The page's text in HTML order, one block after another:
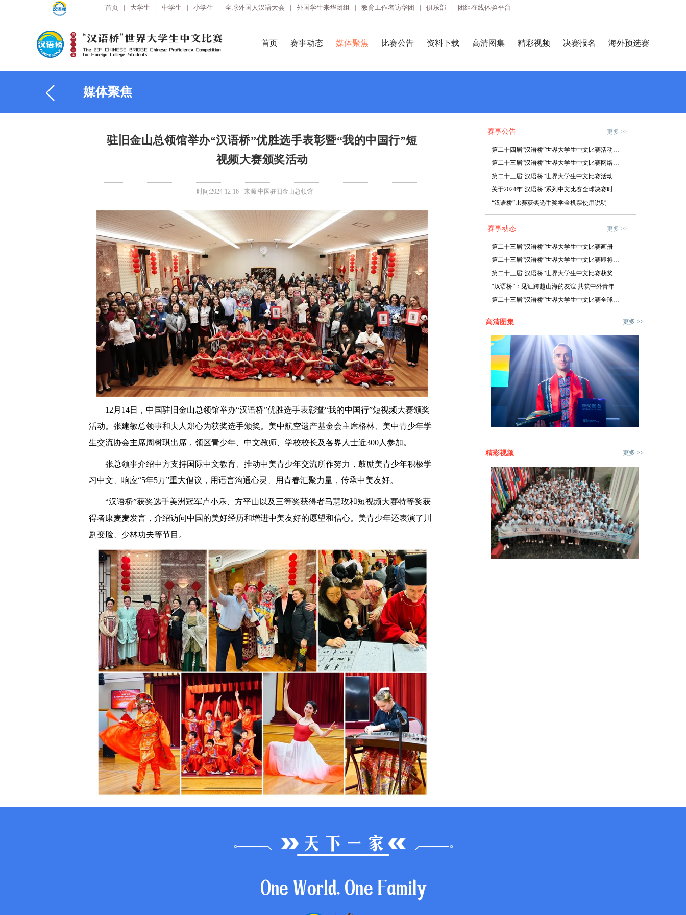
首页 | 大学生 | 中学生 | 小学生 | 全球外国人汉语大会 | 外国学生来华团组 | 教育工作者访华团 | 俱乐部 | 团组在线体验平台
首页 赛事动态 媒体聚焦 比赛公告 资料下载 高清图集 精彩视频 决赛报名 海外预选赛
媒体聚焦
驻旧金山总领馆举办“汉语桥”优胜选手表彰暨“我的中国行”短
视频大赛颁奖活动
时间:2024-12-16 来源:中国驻旧金山总领馆
12月14日，中国驻旧金山总领馆举办“汉语桥”优胜选手表彰暨“我的中国行”短视频大赛颁奖
活动。张建敏总领事和夫人郑心为获奖选手颁奖。美中航空遗产基金会主席格林、美中青少年学
生交流协会主席周树琪出席，领区青少年、中文教师、学校校长及各界人士近300人参加。
张总领事介绍中方支持国际中文教育、推动中美青少年交流所作努力，鼓励美青少年积极学
习中文、响应“5年5万”重大倡议，用语言沟通心灵、用青春汇聚力量，传承中美友好。
“汉语桥”获奖选手美洲冠军卢小乐、方平山以及三等奖获得者马慧玫和短视频大赛特等奖获
得者康麦麦发言，介绍访问中国的美好经历和增进中美友好的愿望和信心。美青少年还表演了川
剧变脸、少林功夫等节目。
赛事公告 更多 >>
第二十四届“汉语桥”世界大学生中文比赛活动方案
第二十三届“汉语桥”世界大学生中文比赛网络人气奖评奖规则
第二十三届“汉语桥”世界大学生中文比赛活动方案
关于2024年“汉语桥”系列中文比赛全球决赛时间的通知
“汉语桥”比赛获奖选手奖学金机票使用说明
赛事动态 更多 >>
第二十三届“汉语桥”世界大学生中文比赛画册
第二十三届“汉语桥”世界大学生中文比赛即将播出
第二十三届“汉语桥”世界大学生中文比赛获奖名单
“汉语桥”：见证跨越山海的友谊 共筑中外青年友谊之桥
第二十三届“汉语桥”世界大学生中文比赛全球总决赛成功举办
高清图集 更多 >>
精彩视频 更多 >>